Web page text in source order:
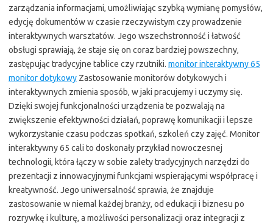
zarządzania informacjami, umożliwiając szybką wymianę pomysłów,
edycję dokumentów w czasie rzeczywistym czy prowadzenie
interaktywnych warsztatów. Jego wszechstronność i łatwość
obsługi sprawiają, że staje się on coraz bardziej powszechny,
zastępując tradycyjne tablice czy rzutniki. monitor interaktywny 65
monitor dotykowy Zastosowanie monitorów dotykowych i
interaktywnych zmienia sposób, w jaki pracujemy i uczymy się.
Dzięki swojej funkcjonalności urządzenia te pozwalają na
zwiększenie efektywności działań, poprawę komunikacji i lepsze
wykorzystanie czasu podczas spotkań, szkoleń czy zajęć. Monitor
interaktywny 65 cali to doskonały przykład nowoczesnej
technologii, która łączy w sobie zalety tradycyjnych narzędzi do
prezentacji z innowacyjnymi funkcjami wspierającymi współpracę i
kreatywność. Jego uniwersalność sprawia, że znajduje
zastosowanie w niemal każdej branży, od edukacji i biznesu po
rozrywkę i kulturę, a możliwości personalizacji oraz integracji z